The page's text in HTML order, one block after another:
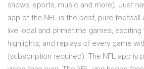
shows, sports, music and more). Just
app of the NFL is the best, pure football
live local and primetime games, exciting
highlights, and replays of every game
(subscription required). The NFL app is